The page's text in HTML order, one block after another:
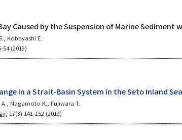
Caused by the Suspension of Marine Sediment
Kobayashi E.
(2019)
in a Strait-Basin System in the Seto Inland
A., Nagamoto K., Fujiwara T.
17(3):141-152 (2019)